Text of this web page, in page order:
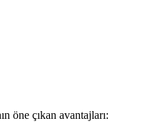
öne çıkan avantajları: